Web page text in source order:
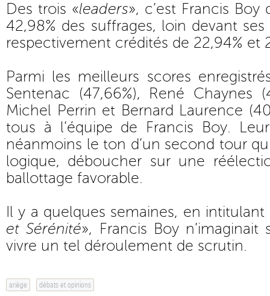
Des trois «leaders», c’est Francis
42,98% des suffrages, loin devant
respectivement crédités de 22,94% et
Parmi les meilleurs scores
Sentenac (47,66%), René Chaynes
Michel Perrin et Bernard Laurence
tous à l’équipe de Francis Boy.
néanmoins le ton d’un second tour
logique, déboucher sur une
ballottage favorable.
Il y a quelques semaines, en intitulant
et Sérénité», Francis Boy
vivre un tel déroulement de scrutin.
ariège débats et opinions